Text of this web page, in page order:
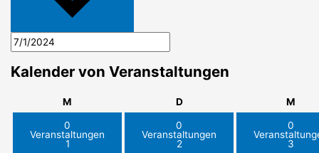
Kalender von Veranstaltungen
M DDienstag M
0
Veranstaltungen
1
0
Veranstaltungen
2
0
3